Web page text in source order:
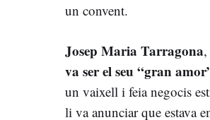
un convent.
Josep Maria Tarragona
va ser el seu “gran
un vaixell i feia negocis
li va anunciar que estava